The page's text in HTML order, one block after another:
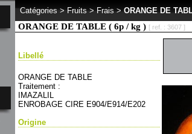
Catégories >Fruits > Frais>ORANGE DE
ORANGE DE TABLE ( 6p / kg ) [ ref. : 3607 ]
Libellé
ORANGE DE TABLE
Traitement :
IMAZALIL
ENROBAGE CIRE E904/E914/E202
Origine